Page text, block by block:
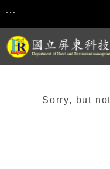
:::
Sorry, but